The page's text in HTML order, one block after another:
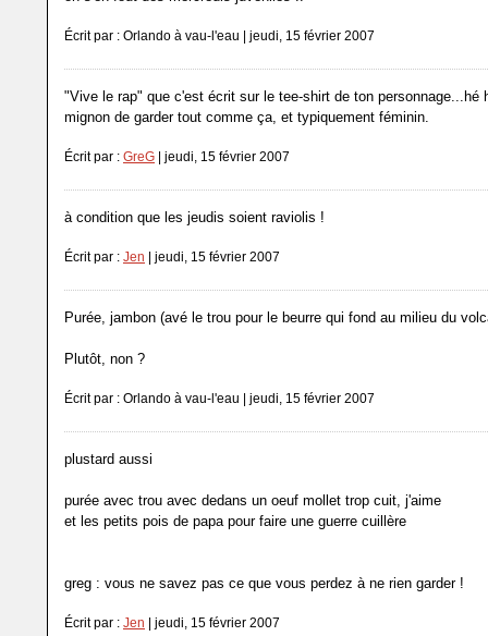
Écrit par : Orlando à vau-l'eau | jeudi, 15 février 2007
"Vive le rap" que c'est écrit sur le tee-shirt de ton personnage...hé
mignon de garder tout comme ça, et typiquement féminin.
Écrit par : GreG | jeudi, 15 février 2007
à condition que les jeudis soient raviolis !
Écrit par : Jen | jeudi, 15 février 2007
Purée, jambon (avé le trou pour le beurre qui fond au milieu du
Plutôt, non ?
Écrit par : Orlando à vau-l'eau | jeudi, 15 février 2007
plustard aussi
purée avec trou avec dedans un oeuf mollet trop cuit, j'aime
et les petits pois de papa pour faire une guerre cuillère
greg : vous ne savez pas ce que vous perdez à ne rien garder !
Écrit par : Jen | jeudi, 15 février 2007